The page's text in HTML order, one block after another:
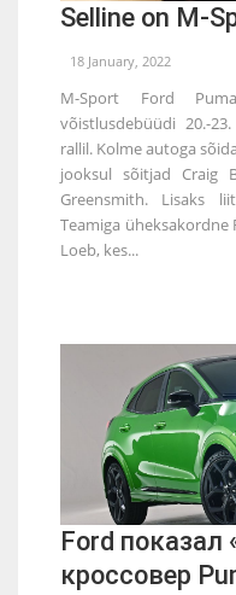
Selline on M-
18 January, 2022
M-Sport Ford
võistlusdebüüdi 20.-
rallil. Kolme autoga
jooksul sõitjad Craig
Greensmith. Lisaks
Teamiga üheksakordne
Loeb, kes...
Ford показал
кроссовер